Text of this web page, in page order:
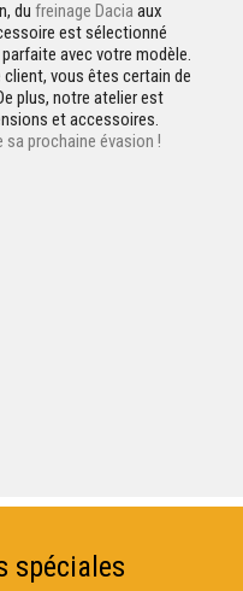
du freinage Dacia aux
est sélectionné
avec votre modèle.
vous êtes certain de
plus, notre atelier est
et accessoires.
prochaine évasion !
spéciales